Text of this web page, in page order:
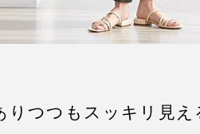
りつつもスッキリ見え